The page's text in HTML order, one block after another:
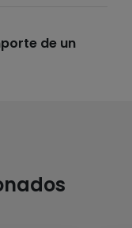
de un